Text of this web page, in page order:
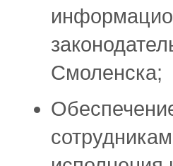
Смоленска;